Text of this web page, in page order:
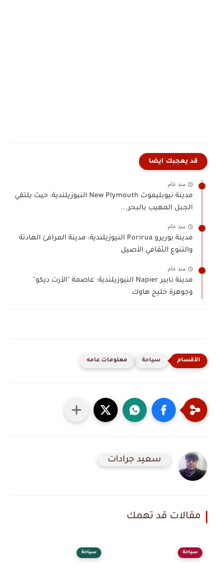
قد يعجبك ايضا
منذ عام
مدينة نيوبليموث New Plymouth النيوزيلندية: حيث يلتقي
الجبل المهيب بالبحر...
منذ عام
مدينة بوريرو Porirua النيوزيلندية: مدينة المرافئ الهادئة
والتنوع الثقافي الأصيل
منذ عام
مدينة نابير Napier النيوزيلندية: عاصمة "الأرت ديكو"
وجوهرة خليج هاوك
سياحة معلومات عامه
سعيد جرادات
مقالات قد تهمك
سياحة سياحة